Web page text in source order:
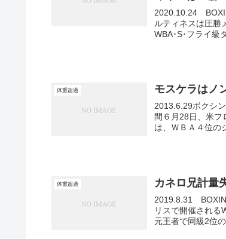
2020.10.24
ルティネスは圧勝
WBA･S･フライ級
体重超過 モスケラはノ
2013.6.29ボクシ
間６月28日、米
は、ＷＢＡ４位の
体重超過 カネロ兄計量
2019.8.31
リスで開催される
元王者で同級2位